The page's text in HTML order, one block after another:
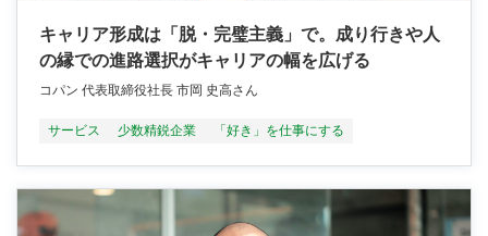
キャリア形成は「脱・完璧主義」で。成り行きや人
の縁での進路選択がキャリアの幅を広げる
コパン 代表取締役社長 市岡 史高さん
サービス 少数精鋭企業 「好き」を仕事にする